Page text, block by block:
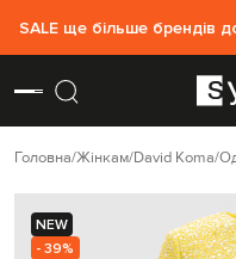
SALE ще більше брендів
Головна Жінкам David Koma
NEW
- 39%